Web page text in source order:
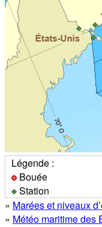
Légende :
Bouée
Station
» Marées et niveaux
» Météo maritime des